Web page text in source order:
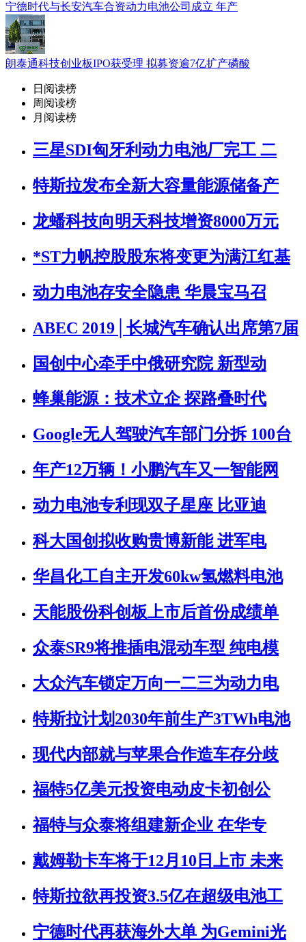
宁德时代与长安汽车合资动力电池公司成立 年产
朗泰通科技创业板IPO获受理 拟募资逾7亿扩产磷酸
日阅读榜
周阅读榜
月阅读榜
三星SDI匈牙利动力电池厂完工 二
特斯拉发布全新大容量能源储备产
龙蟠科技向明天科技增资8000万元
*ST力帆控股股东将变更为满江红基
动力电池存安全隐患 华晨宝马召
ABEC 2019│长城汽车确认出席第7届
国创中心牵手中俄研究院 新型动
蜂巢能源：技术立企 探路叠时代
Google无人驾驶汽车部门分拆 100台
年产12万辆！小鹏汽车又一智能网
动力电池专利现双子星座 比亚迪
科大国创拟收购贵博新能 进军电
华昌化工自主开发60kw氢燃料电池
天能股份科创板上市后首份成绩单
众泰SR9将推插电混动车型 纯电模
大众汽车锁定万向一二三为动力电
特斯拉计划2030年前生产3TWh电池
现代内部就与苹果合作造车存分歧
福特5亿美元投资电动皮卡初创公
福特与众泰将组建新企业 在华专
戴姆勒卡车将于12月10日上市 未来
特斯拉欲再投资3.5亿在超级电池工
宁德时代再获海外大单 为Gemini光